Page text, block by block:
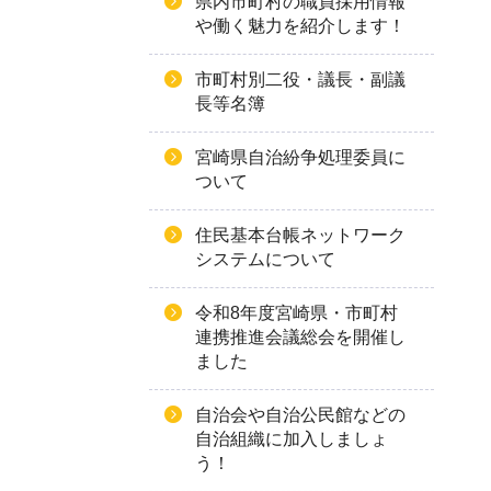
や働く魅力を紹介します！
市町村別二役・議長・副議
長等名簿
宮崎県自治紛争処理委員に
ついて
住民基本台帳ネットワーク
システムについて
令和8年度宮崎県・市町村
連携推進会議総会を開催し
ました
自治会や自治公民館などの
自治組織に加入しましょ
う！